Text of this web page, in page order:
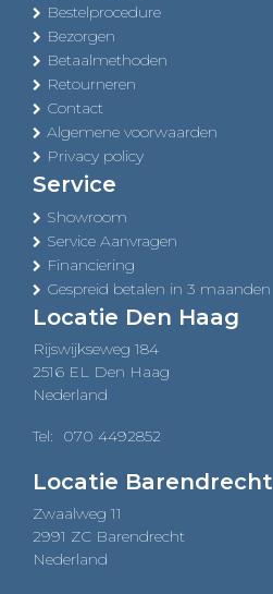
Bestelprocedure
Bezorgen
Betaalmethoden
Retourneren
Contact
Algemene voorwaarden
Privacy policy
Service
Showroom
Service Aanvragen
Financiering
Gespreid betalen in 3 maanden
Locatie Den Haag
Rijswijkseweg 184
2516 EL Den Haag
Nederland
Tel: 070 4492852
Locatie Barendrecht
Zwaalweg 11
2991 ZC Barendrecht
Nederland